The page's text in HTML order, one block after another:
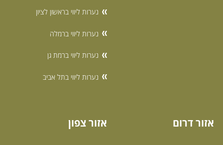
נערות ליווי בראשון לציון
נערות ליווי ברמלה
נערות ליווי ברמת גן
נערות ליווי בתל אביב
אזור דרום אזור צפון